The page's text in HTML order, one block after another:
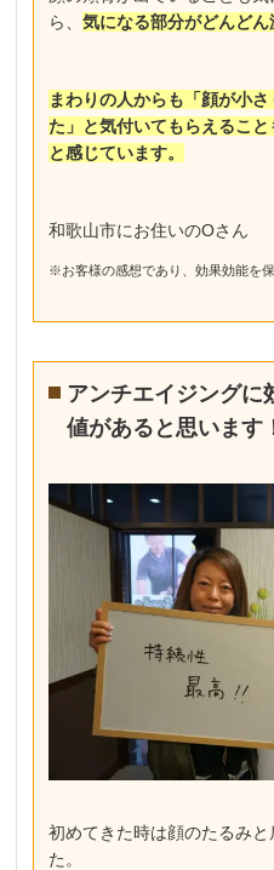
ら、 気になる部分がどんどん
まわりの人からも「顔が小
た」と気付いてもらえるこ
と感じています。
和歌山市にお住いのOさん
※お客様の感想であり、効果効能を
アンチエイジングに
値があると思います
初めてきた時は顔のたるみ
た。